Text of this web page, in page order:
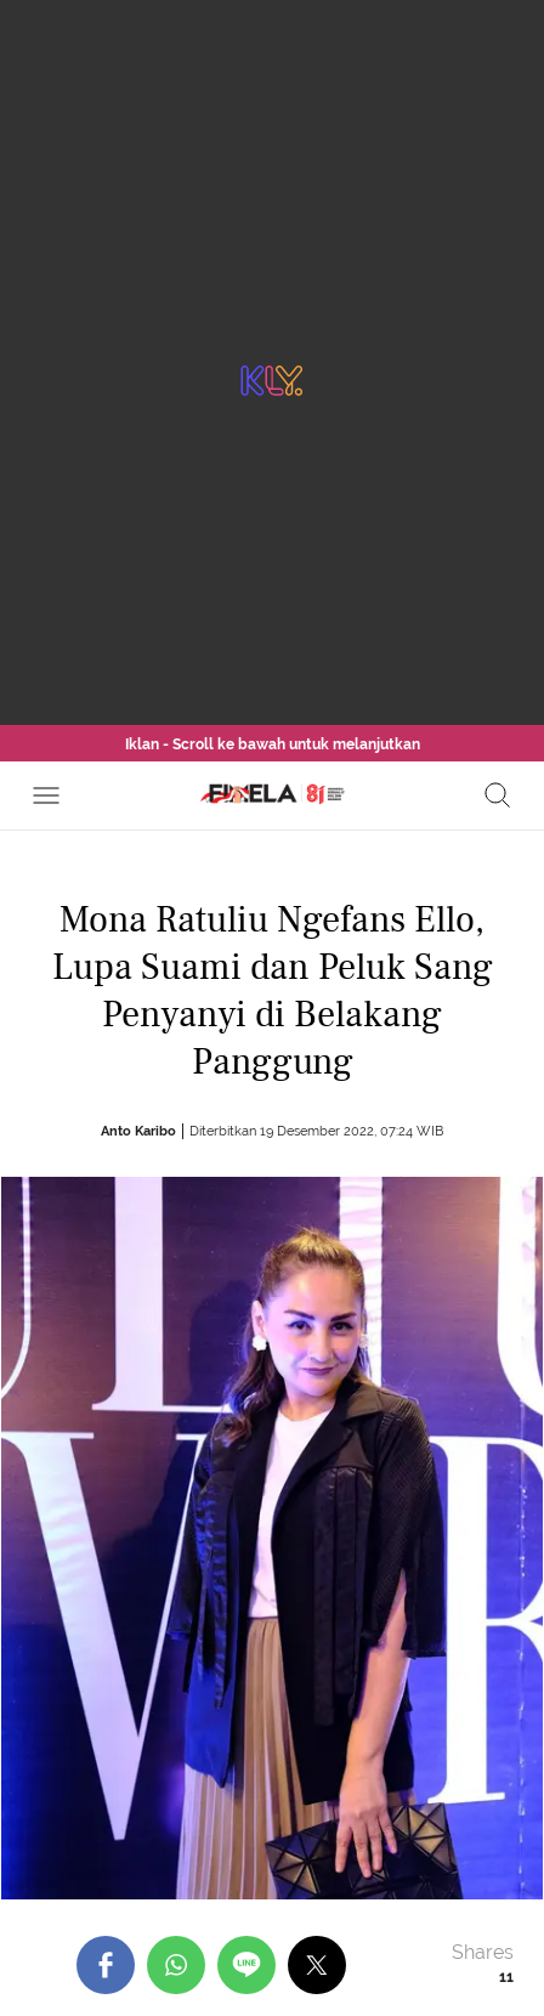
Iklan - Scroll ke bawah untuk melanjutkan
Mona Ratuliu Ngefans Ello,
Lupa Suami dan Peluk Sang
Penyanyi di Belakang
Panggung
Anto Karibo Diterbitkan 19 Desember 2022, 07:24 WIB
11
Shares